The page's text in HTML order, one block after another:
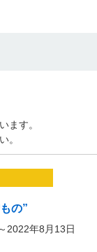
ます。
。
の”
2022年8月13日